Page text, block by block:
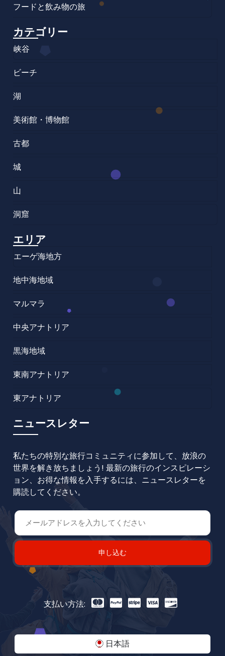
フードと飲み物の旅
カテゴリー
峡谷
ビーチ
湖
美術館・博物館
古都
城
山
洞窟
エリア
エーゲ海地方
地中海地域
マルマラ
中央アナトリア
黒海地域
東南アナトリア
東アナトリア
ニュースレター
私たちの特別な旅行コミュニティに参加して、放浪の
世界を解き放ちましょう! 最新の旅行のインスピレーシ
ョン、お得な情報を入手するには、ニュースレターを
購読してください。
申し込む
支払い方法:
日本語